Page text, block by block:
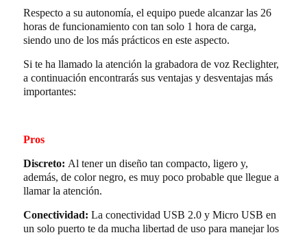
Respecto a su autonomía, el equipo puede alcanzar las 26
horas de funcionamiento con tan solo 1 hora de carga,
siendo uno de los más prácticos en este aspecto.
Si te ha llamado la atención la grabadora de voz Reclighter,
a continuación encontrarás sus ventajas y desventajas más
importantes:
Pros
Discreto: Al tener un diseño tan compacto, ligero y,
además, de color negro, es muy poco probable que llegue a
llamar la atención.
Conectividad: La conectividad USB 2.0 y Micro USB en
un solo puerto te da mucha libertad de uso para manejar los